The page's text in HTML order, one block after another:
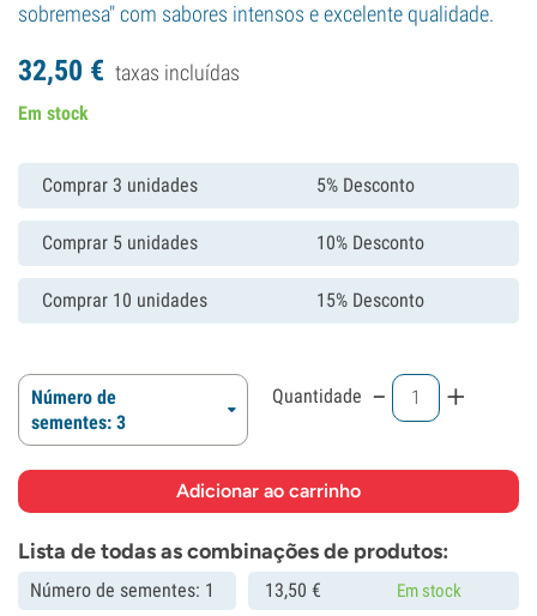
sobremesa" com sabores intensos e excelente qualidade.
32,50 € taxas incluídas
Em stock
Comprar 3 unidades 5% Desconto
Comprar 5 unidades 10% Desconto
Comprar 10 unidades 15% Desconto
Número de
sementes: 3
Quantidade - +
Lista de todas as combinações de produtos:
Número de sementes: 1 13,50 € Em stock